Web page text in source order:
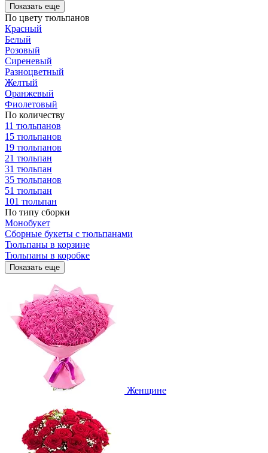
Показать еще
По цвету тюльпанов
Красный
Белый
Розовый
Сиреневый
Разноцветный
Желтый
Оранжевый
Фиолетовый
По количеству
11 тюльпанов
15 тюльпанов
19 тюльпанов
21 тюльпан
31 тюльпан
35 тюльпанов
51 тюльпан
101 тюльпан
По типу сборки
Монобукет
Сборные букеты с тюльпанами
Тюльпаны в корзине
Тюльпаны в коробке
Показать еще
Женщине